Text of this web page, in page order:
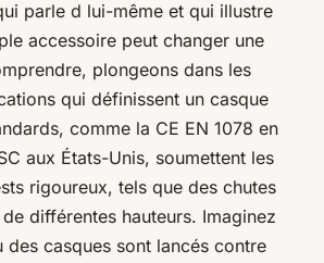
parle d lui-même et qui illustre
accessoire peut changer une
plongeons dans les
qui définissent un casque
comme la CE EN 1078 en
aux États-Unis, soumettent les
rigoureux, tels que des chutes
différentes hauteurs. Imaginez
des casques sont lancés contre